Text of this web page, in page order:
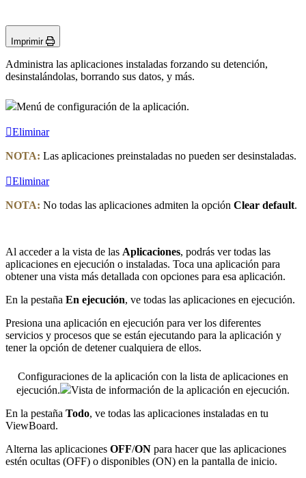
Imprimir
Administra las aplicaciones instaladas forzando su detención,
desinstalándolas, borrando sus datos, y más.
Menú de configuración de la aplicación.
Eliminar
NOTA: Las aplicaciones preinstaladas no pueden ser desinstaladas.
Eliminar
NOTA: No todas las aplicaciones admiten la opción Clear default.
Al acceder a la vista de las Aplicaciones, podrás ver todas las
aplicaciones en ejecución o instaladas. Toca una aplicación para
obtener una vista más detallada con opciones para esa aplicación.
En la pestaña En ejecución, ve todas las aplicaciones en ejecución.
Presiona una aplicación en ejecución para ver los diferentes
servicios y procesos que se están ejecutando para la aplicación y
tener la opción de detener cualquiera de ellos.
Configuraciones de la aplicación con la lista de aplicaciones en
ejecución.
Vista de información de la aplicación en ejecución.
En la pestaña Todo, ve todas las aplicaciones instaladas en tu
ViewBoard.
Alterna las aplicaciones OFF/ON para hacer que las aplicaciones
estén ocultas (OFF) o disponibles (ON) en la pantalla de inicio.